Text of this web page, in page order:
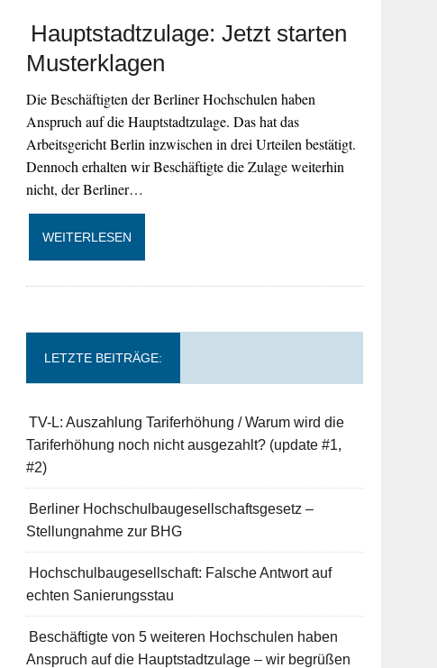
Hauptstadtzulage: Jetzt starten
Musterklagen
Die Beschäftigten der Berliner Hochschulen haben
Anspruch auf die Hauptstadtzulage. Das hat das
Arbeitsgericht Berlin inzwischen in drei Urteilen bestätigt.
Dennoch erhalten wir Beschäftigte die Zulage weiterhin
nicht, der Berliner…
WEITERLESEN
LETZTE BEITRÄGE:
TV-L: Auszahlung Tariferhöhung / Warum wird die
Tariferhöhung noch nicht ausgezahlt? (update #1,
#2)
Berliner Hochschulbaugesellschaftsgesetz –
Stellungnahme zur BHG
Hochschulbaugesellschaft: Falsche Antwort auf
echten Sanierungsstau
Beschäftigte von 5 weiteren Hochschulen haben
Anspruch auf die Hauptstadtzulage – wir begrüßen